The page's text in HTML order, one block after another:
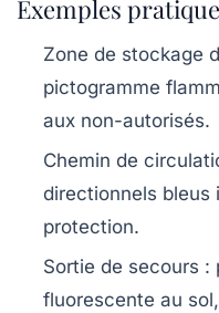
Exemples
Zone de stockage
pictogramme
aux non-autorisés.
Chemin de
directionnels bleus
protection.
Sortie de secours :
fluorescente au